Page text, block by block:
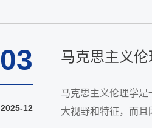
03
2025-12
马克思主义
马克思主义伦理学
大视野和特征，而